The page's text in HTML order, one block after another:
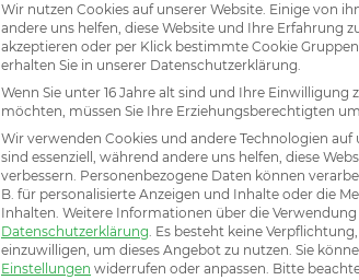
Wir nutzen Cookies auf unserer Website. Einige von
andere uns helfen, diese Website und Ihre Erfahrung
akzeptieren oder per Klick bestimmte Cookie
erhalten Sie in unserer Datenschutzerklärung.
Wenn Sie unter 16 Jahre alt sind und Ihre Einwilligung
möchten, müssen Sie Ihre Erziehungsberechtigten
Wir verwenden Cookies und andere Technologien auf
sind essenziell, während andere uns helfen, diese
verbessern. Personenbezogene Daten können
B. für personalisierte Anzeigen und Inhalte oder die
Inhalten. Weitere Informationen über die
Datenschutzerklärung. Es besteht keine
einzuwilligen, um dieses Angebot zu nutzen. Sie
Einstellungen widerrufen oder anpassen. Bitte